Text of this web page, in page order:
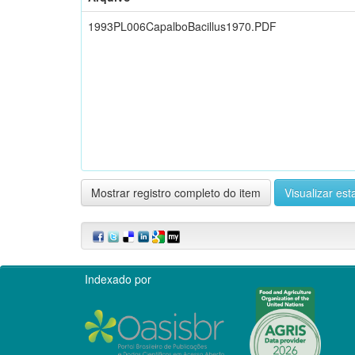
1993PL006CapalboBacillus1970.PDF
Mostrar registro completo do item Visualizar
Indexado por